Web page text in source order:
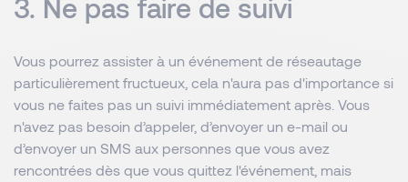
3. Ne pas faire de suivi
Vous pourrez assister à un événement de réseautage
particulièrement fructueux, cela n'aura pas d'importance si
vous ne faites pas un suivi immédiatement après. Vous
n'avez pas besoin d’appeler, d’envoyer un e-mail ou
d’envoyer un SMS aux personnes que vous avez
rencontrées dès que vous quittez l'événement, mais